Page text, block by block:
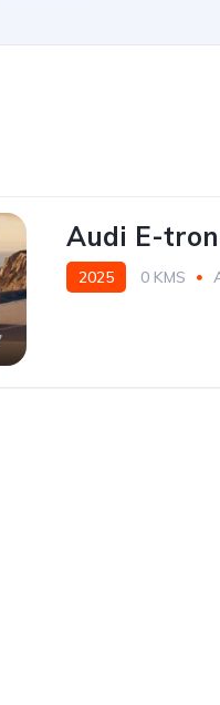
Audi E-
2025 0 KMS